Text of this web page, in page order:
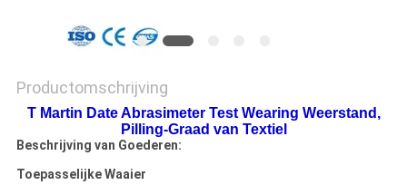
Productomschrijving
T Martin Date Abrasimeter Test Wearing Weerstand,
Pilling-Graad van Textiel
Beschrijving van Goederen:
Toepasselijke Waaier